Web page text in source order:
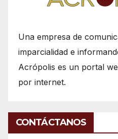
Una empresa de
imparcialidad e
Acrópolis es un portal
por internet.
CONTÁCTANOS